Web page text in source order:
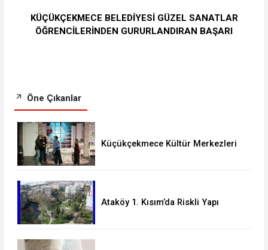
KÜÇÜKÇEKMECE BELEDİYESİ GÜZEL SANATLAR
ÖĞRENCİLERİNDEN GURURLANDIRAN BAŞARI
Öne Çıkanlar
Küçükçekmece Kültür Merkezleri
Ataköy 1. Kısım’da Riskli Yapı